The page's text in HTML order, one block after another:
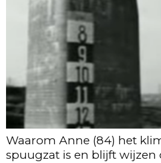
Waarom Anne (84) het
spuugzat is en blijft wijzen